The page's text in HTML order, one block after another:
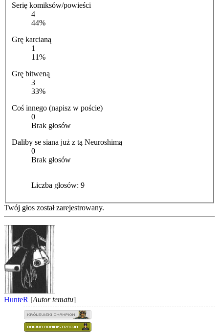
Serię komiksów/powieści
4
44%
Grę karcianą
1
11%
Grę bitweną
3
33%
Coś innego (napisz w poście)
0
Brak głosów
Daliby se siana już z tą Neuroshimą
0
Brak głosów
Liczba głosów: 9
Twój głos został zarejestrowany.
HunteR [Autor tematu]